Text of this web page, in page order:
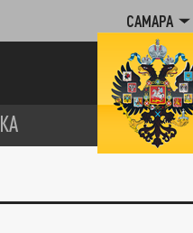
САМАРА